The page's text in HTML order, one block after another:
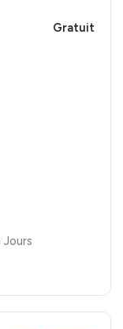
Gratuit
Jours